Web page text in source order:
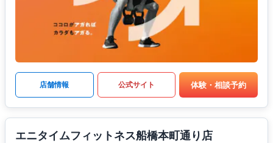
店舗情報 公式サイト 体験・相談予約
エニタイムフィットネス船橋本町通り店